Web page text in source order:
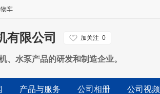
车
有限公司 加关注 0
、水泵产品的研发和制造企业。
产品与服务 公司相册 公司视频